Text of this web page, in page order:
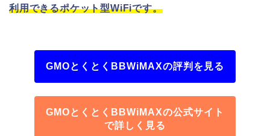
利用できるポケット型WiFiです。
GMOとくとくBBWiMAXの評判を見る
GMOとくとくBBWiMAXの公式サイト
で詳しく見る